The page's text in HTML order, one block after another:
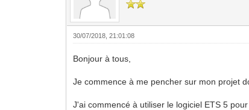
30/07/2018, 21:01:08
Bonjour à tous,
Je commence à me pencher sur mon projet
J'ai commencé à utiliser le logiciel ETS 5